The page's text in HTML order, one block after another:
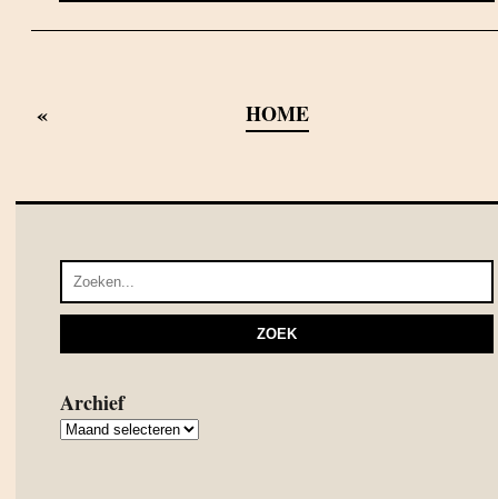
« HOME
Archief
Archief